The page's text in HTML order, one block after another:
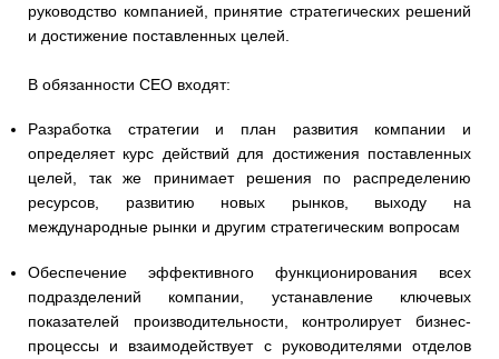
руководство компанией, принятие стратегических решений
и достижение поставленных целей.
В обязанности CEO входят:
Разработка стратегии и план развития компании и
определяет курс действий для достижения поставленных
целей, так же принимает решения по распределению
ресурсов, развитию новых рынков, выходу на
международные рынки и другим стратегическим вопросам
Обеспечение эффективного функционирования всех
подразделений компании, устанавление ключевых
показателей производительности, контролирует бизнес-
процессы и взаимодействует с руководителями отделов